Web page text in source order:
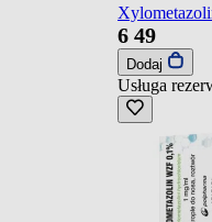
6 49
Dodaj
Usługa